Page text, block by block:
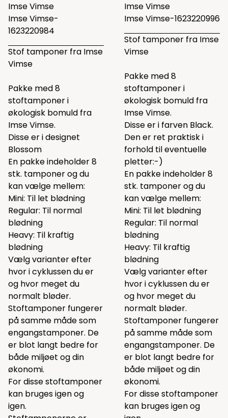
Imse Vimse
Imse Vimse-
1623220984
Stof tamponer fra Imse
Vimse
Pakke med 8
stoftamponer i
økologisk bomuld fra
Imse Vimse.
Disse er i designet
Blossom
En pakke indeholder 8
stk. tamponer og du
kan vælge mellem:
Mini: Til let blødning
Regular: Til normal
blødning
Heavy: Til kraftig
blødning
Vælg varianter efter
hvor i cyklussen du er
og hvor meget du
normalt bløder.
Stoftamponer fungerer
på samme måde som
engangstamponer. De
er blot langt bedre for
både miljøet og din
økonomi.
For disse stoftamponer
kan bruges igen og
igen.
Imse Vimse
Imse Vimse-1623220996
Stof tamponer fra Imse
Vimse
Pakke med 8
stoftamponer i
økologisk bomuld fra
Imse Vimse.
Disse er i farven Black.
Den er ret praktisk i
forhold til eventuelle
pletter:-)
En pakke indeholder 8
stk. tamponer og du
kan vælge mellem:
Mini: Til let blødning
Regular: Til normal
blødning
Heavy: Til kraftig
blødning
Vælg varianter efter
hvor i cyklussen du er
og hvor meget du
normalt bløder.
Stoftamponer fungerer
på samme måde som
engangstamponer. De
er blot langt bedre for
både miljøet og din
økonomi.
For disse stoftamponer
kan bruges igen og